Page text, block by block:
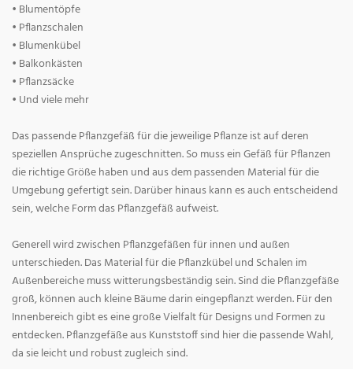
• Blumentöpfe
• Pflanzschalen
• Blumenkübel
• Balkonkästen
• Pflanzsäcke
• Und viele mehr
Das passende Pflanzgefäß für die jeweilige Pflanze ist auf deren
speziellen Ansprüche zugeschnitten. So muss ein Gefäß für Pflanzen
die richtige Größe haben und aus dem passenden Material für die
Umgebung gefertigt sein. Darüber hinaus kann es auch entscheidend
sein, welche Form das Pflanzgefäß aufweist.
Generell wird zwischen Pflanzgefäßen für innen und außen
unterschieden. Das Material für die Pflanzkübel und Schalen im
Außenbereiche muss witterungsbeständig sein. Sind die Pflanzgefäße
groß, können auch kleine Bäume darin eingepflanzt werden. Für den
Innenbereich gibt es eine große Vielfalt für Designs und Formen zu
entdecken. Pflanzgefäße aus Kunststoff sind hier die passende Wahl,
da sie leicht und robust zugleich sind.